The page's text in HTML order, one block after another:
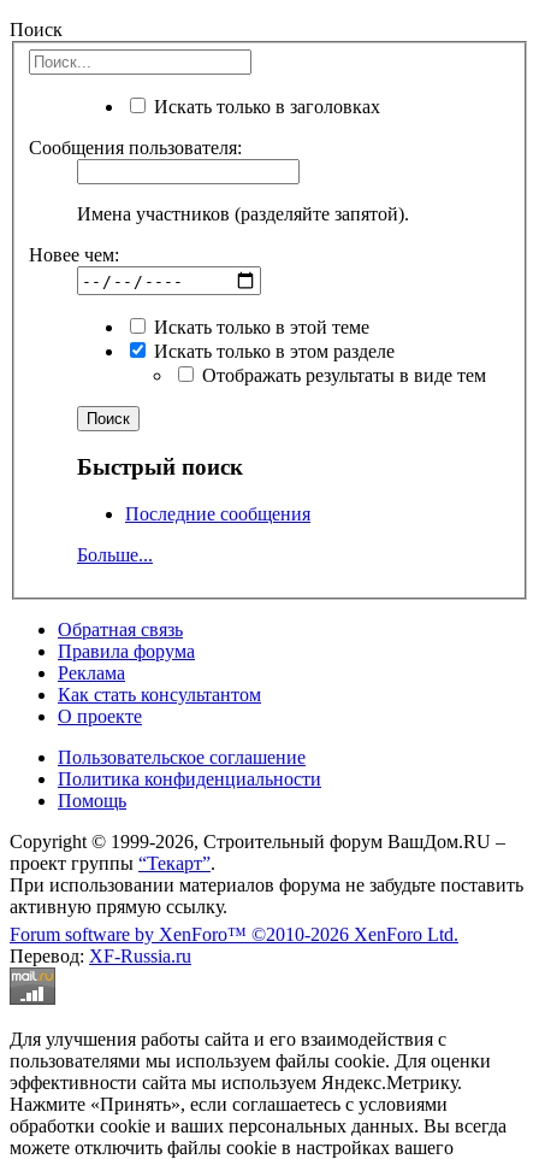
Поиск
Искать только в заголовках
Сообщения пользователя:
Имена участников (разделяйте запятой).
Новее чем:
Искать только в этой теме
Искать только в этом разделе
Отображать результаты в виде тем
Быстрый поиск
Последние сообщения
Больше...
Обратная связь
Правила форума
Реклама
Как стать консультантом
О проекте
Пользовательское соглашение
Политика конфиденциальности
Помощь
Copyright © 1999-2026, Строительный форум ВашДом.RU –
проект группы “Текарт”.
При использовании материалов форума не забудьте поставить
активную прямую ссылку.
Forum software by XenForo™ ©2010-2026 XenForo Ltd.
Перевод: XF-Russia.ru
Для улучшения работы сайта и его взаимодействия с
пользователями мы используем файлы cookie. Для оценки
эффективности сайта мы используем Яндекс.Метрику.
Нажмите «Принять», если соглашаетесь с условиями
обработки cookie и ваших персональных данных. Вы всегда
можете отключить файлы cookie в настройках вашего